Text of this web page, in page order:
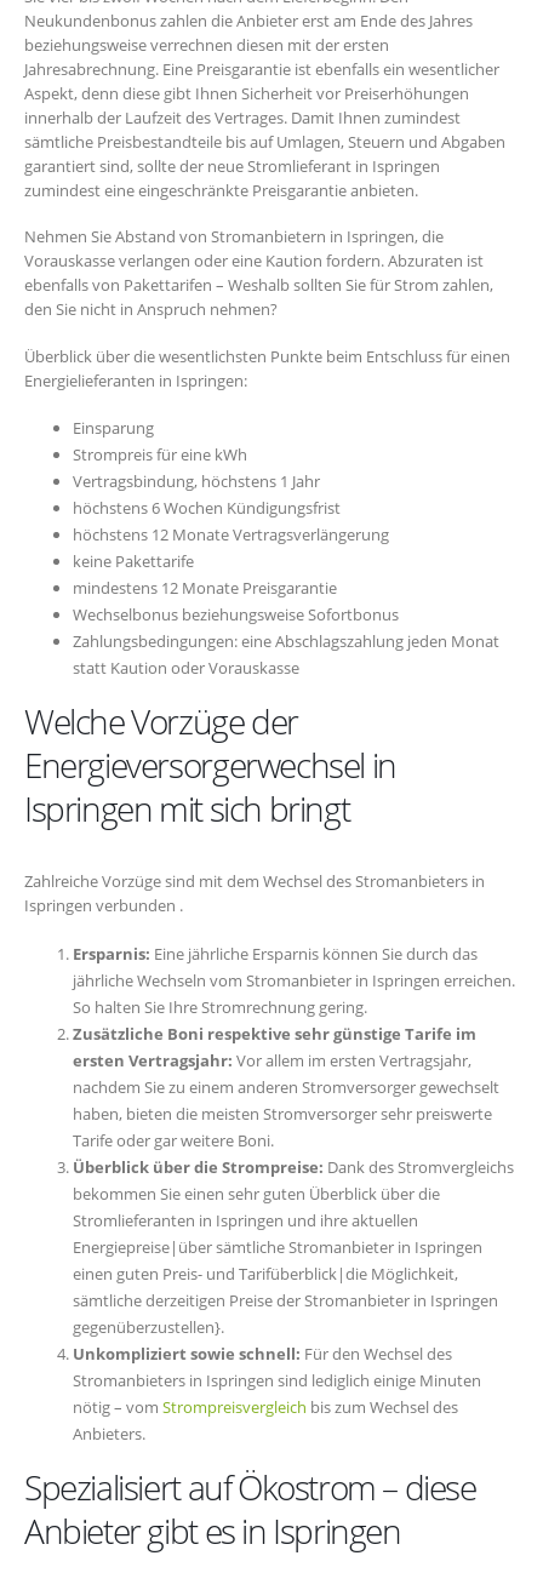
Neukundenbonus zahlen die Anbieter erst am Ende des Jahres
beziehungsweise verrechnen diesen mit der ersten
Jahresabrechnung. Eine Preisgarantie ist ebenfalls ein wesentlicher
Aspekt, denn diese gibt Ihnen Sicherheit vor Preiserhöhungen
innerhalb der Laufzeit des Vertrages. Damit Ihnen zumindest
sämtliche Preisbestandteile bis auf Umlagen, Steuern und Abgaben
garantiert sind, sollte der neue Stromlieferant in Ispringen
zumindest eine eingeschränkte Preisgarantie anbieten.
Nehmen Sie Abstand von Stromanbietern in Ispringen, die
Vorauskasse verlangen oder eine Kaution fordern. Abzuraten ist
ebenfalls von Pakettarifen – Weshalb sollten Sie für Strom zahlen,
den Sie nicht in Anspruch nehmen?
Überblick über die wesentlichsten Punkte beim Entschluss für einen
Energielieferanten in Ispringen:
Einsparung
Strompreis für eine kWh
Vertragsbindung, höchstens 1 Jahr
höchstens 6 Wochen Kündigungsfrist
höchstens 12 Monate Vertragsverlängerung
keine Pakettarife
mindestens 12 Monate Preisgarantie
Wechselbonus beziehungsweise Sofortbonus
Zahlungsbedingungen: eine Abschlagszahlung jeden Monat
statt Kaution oder Vorauskasse
Welche Vorzüge der
Energieversorgerwechsel in
Ispringen mit sich bringt
Zahlreiche Vorzüge sind mit dem Wechsel des Stromanbieters in
Ispringen verbunden .
Ersparnis: Eine jährliche Ersparnis können Sie durch das
jährliche Wechseln vom Stromanbieter in Ispringen erreichen.
So halten Sie Ihre Stromrechnung gering.
Zusätzliche Boni respektive sehr günstige Tarife im
ersten Vertragsjahr: Vor allem im ersten Vertragsjahr,
nachdem Sie zu einem anderen Stromversorger gewechselt
haben, bieten die meisten Stromversorger sehr preiswerte
Tarife oder gar weitere Boni.
Überblick über die Strompreise: Dank des Stromvergleichs
bekommen Sie einen sehr guten Überblick über die
Stromlieferanten in Ispringen und ihre aktuellen
Energiepreise|über sämtliche Stromanbieter in Ispringen
einen guten Preis- und Tarifüberblick|die Möglichkeit,
sämtliche derzeitigen Preise der Stromanbieter in Ispringen
gegenüberzustellen}.
Unkompliziert sowie schnell: Für den Wechsel des
Stromanbieters in Ispringen sind lediglich einige Minuten
nötig – vom Strompreisvergleich bis zum Wechsel des
Anbieters.
Spezialisiert auf Ökostrom – diese
Anbieter gibt es in Ispringen